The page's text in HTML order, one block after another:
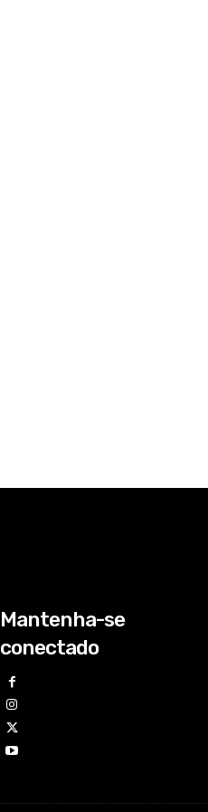
Mantenha-se
conectado